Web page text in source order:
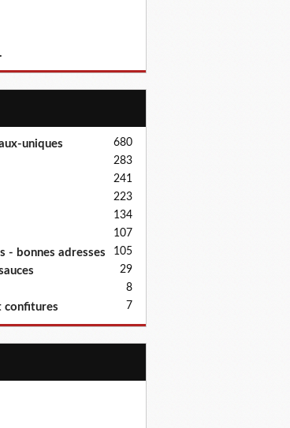
uniques 680
283
241
223
134
107
- bonnes adresses 105
29
8
confitures 7